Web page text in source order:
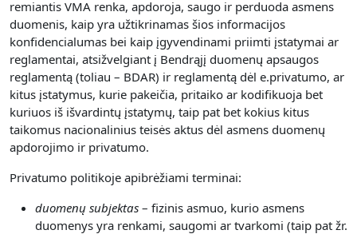
remiantis VMA renka, apdoroja, saugo ir perduoda asmens
duomenis, kaip yra užtikrinamas šios informacijos
konfidencialumas bei kaip įgyvendinami priimti įstatymai ar
reglamentai, atsižvelgiant į Bendrąjį duomenų apsaugos
reglamentą (toliau – BDAR) ir reglamentą dėl e.privatumo, ar
kitus įstatymus, kurie pakeičia, pritaiko ar kodifikuoja bet
kuriuos iš išvardintų įstatymų, taip pat bet kokius kitus
taikomus nacionalinius teisės aktus dėl asmens duomenų
apdorojimo ir privatumo.
Privatumo politikoje apibrėžiami terminai:
duomenų subjektas – fizinis asmuo, kurio asmens
duomenys yra renkami, saugomi ar tvarkomi (taip pat žr.